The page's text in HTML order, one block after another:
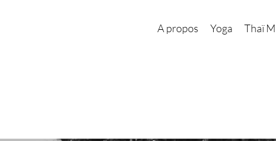
A propos Yoga Thaï